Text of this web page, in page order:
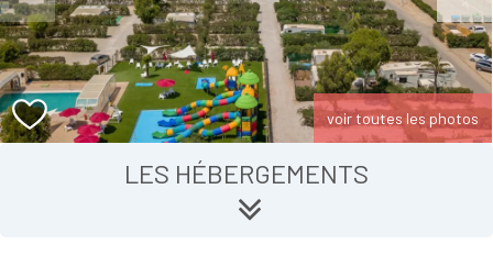
voir toutes les photos
LES HÉBERGEMENTS